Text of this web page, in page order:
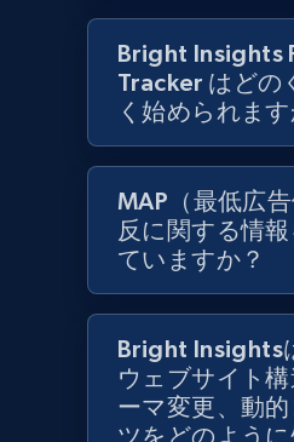
Zara - Products
Category id, Product id,
Currency, Colour code,
Zara - Products -
Bright Insights
Tracker はどの
く始められます
MAP（最低広
反に関する情
ていますか？
Bright Insights
ウェブサイト
ーマ変更、動
ツをどのように